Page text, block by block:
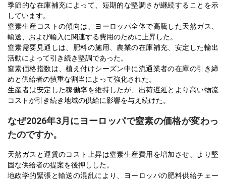
季節的な在庫補充によって、短期的な堅調さが継続することを示
しています。
窒素生産コストの傾向は、ヨーロッパ全体で高騰した天然ガス、
輸送、および輸入に関連する費用のために上昇した。
窒素需要見通しは、肥料の施用、農業の在庫補充、安定した輸出
活動によって引き続き堅調であった。
窒素価格指数は、植え付けシーズン中に流通業者の在庫の引き締
めと供給者の慎重な割当によって強化された。
生産者は安定した稼働率を維持したが、出荷遅延とより高い物流
コストが引き続き地域の供給に影響を与え続けた。
なぜ2026年3月にヨーロッパで窒素の価格が変わっ
たのですか。
天然ガスと運賃のコスト上昇は窒素生産費用を増加させ、より堅
固な供給者の提案を後押しした。
地政学的緊張と輸送の混乱により、ヨーロッパの肥料供給チェー